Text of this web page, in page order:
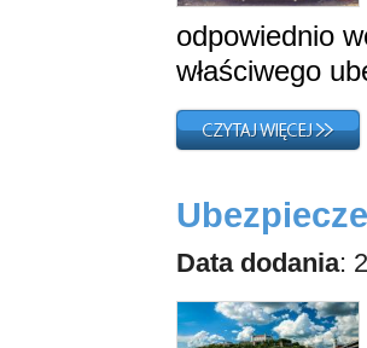
odpowiednio
właściwego
Data dodania: